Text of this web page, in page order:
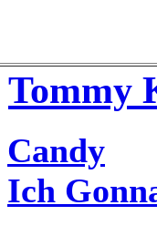
Tommy
Candy
Ich